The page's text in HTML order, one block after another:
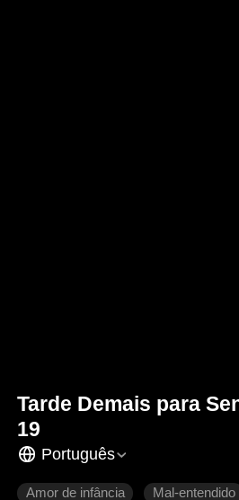
Tarde Demais para
19
Português
Amor de infância Mal-entendido